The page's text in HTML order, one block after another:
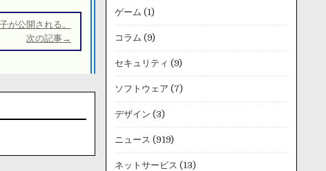
が公開される。
次の記事→
ゲーム (1)
コラム (9)
セキュリティ (9)
ソフトウェア (7)
デザイン (3)
ニュース (919)
ネットサービス (13)